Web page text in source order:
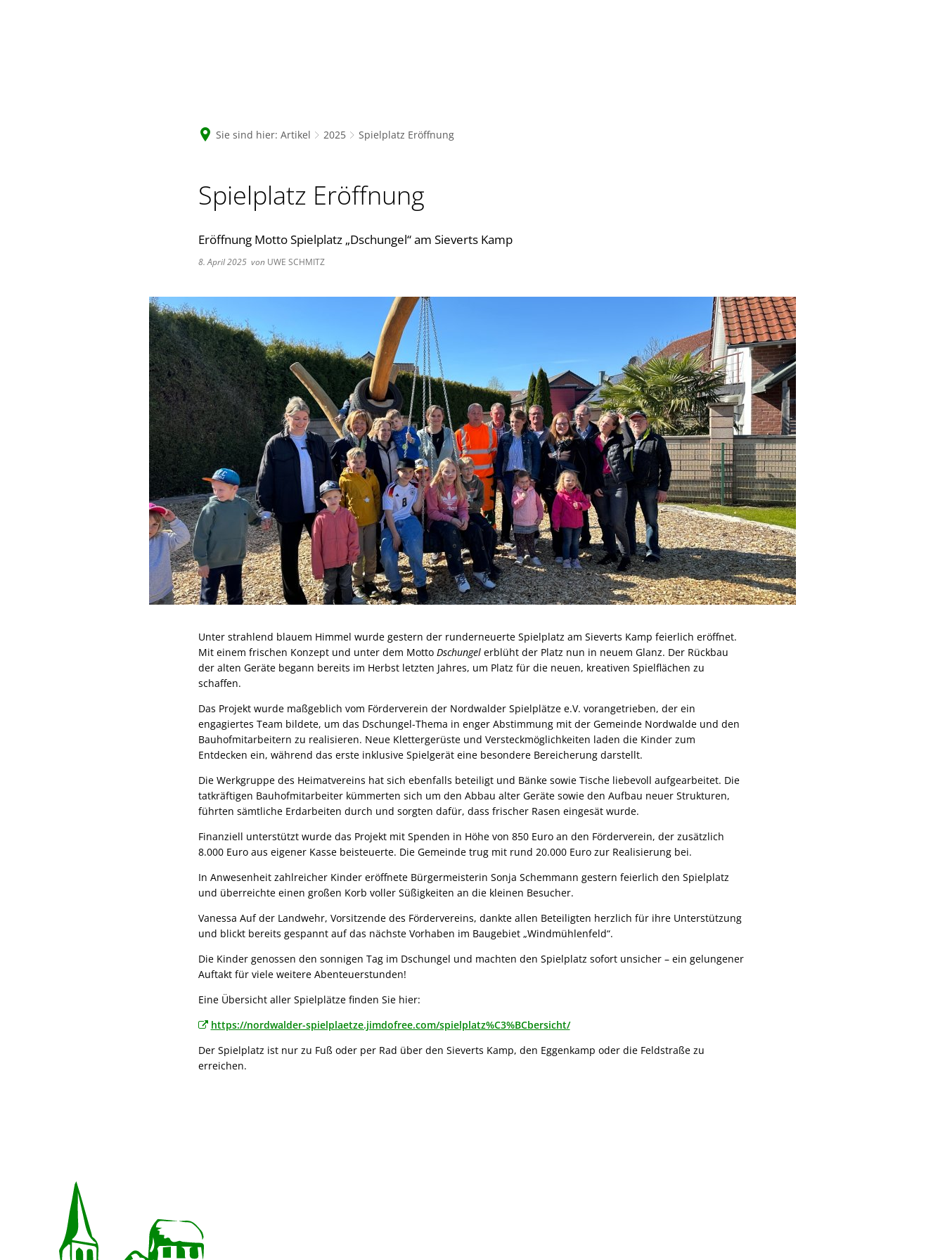
Sie sind hier: Artikel 2025 Spielplatz Eröffnung
Spielplatz Eröffnung
Eröffnung Motto Spielplatz „Dschungel“ am Sieverts Kamp
8. April 2025 von UWE SCHMITZ
Unter strahlend blauem Himmel wurde gestern der runderneuerte Spielplatz am Sieverts Kamp feierlich eröffnet.
Mit einem frischen Konzept und unter dem Motto Dschungel erblüht der Platz nun in neuem Glanz. Der Rückbau
der alten Geräte begann bereits im Herbst letzten Jahres, um Platz für die neuen, kreativen Spielflächen zu
schaffen.
Das Projekt wurde maßgeblich vom Förderverein der Nordwalder Spielplätze e.V. vorangetrieben, der ein
engagiertes Team bildete, um das Dschungel-Thema in enger Abstimmung mit der Gemeinde Nordwalde und den
Bauhofmitarbeitern zu realisieren. Neue Klettergerüste und Versteckmöglichkeiten laden die Kinder zum
Entdecken ein, während das erste inklusive Spielgerät eine besondere Bereicherung darstellt.
Die Werkgruppe des Heimatvereins hat sich ebenfalls beteiligt und Bänke sowie Tische liebevoll aufgearbeitet. Die
tatkräftigen Bauhofmitarbeiter kümmerten sich um den Abbau alter Geräte sowie den Aufbau neuer Strukturen,
führten sämtliche Erdarbeiten durch und sorgten dafür, dass frischer Rasen eingesät wurde.
Finanziell unterstützt wurde das Projekt mit Spenden in Höhe von 850 Euro an den Förderverein, der zusätzlich
8.000 Euro aus eigener Kasse beisteuerte. Die Gemeinde trug mit rund 20.000 Euro zur Realisierung bei.
In Anwesenheit zahlreicher Kinder eröffnete Bürgermeisterin Sonja Schemmann gestern feierlich den Spielplatz
und überreichte einen großen Korb voller Süßigkeiten an die kleinen Besucher.
Vanessa Auf der Landwehr, Vorsitzende des Fördervereins, dankte allen Beteiligten herzlich für ihre Unterstützung
und blickt bereits gespannt auf das nächste Vorhaben im Baugebiet „Windmühlenfeld“.
Die Kinder genossen den sonnigen Tag im Dschungel und machten den Spielplatz sofort unsicher – ein gelungener
Auftakt für viele weitere Abenteuerstunden!
Eine Übersicht aller Spielplätze finden Sie hier:
https://nordwalder-spielplaetze.jimdofree.com/spielplatz%C3%BCbersicht/
Der Spielplatz ist nur zu Fuß oder per Rad über den Sieverts Kamp, den Eggenkamp oder die Feldstraße zu
erreichen.